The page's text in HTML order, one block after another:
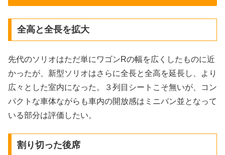
全高と全長を拡大
先代のソリオはただ単にワゴンRの幅を広くしたものに近
かったが、新型ソリオはさらに全長と全高を延長し、より
広々とした室内になった。３列目シートこそ無いが、コン
パクトな車体ながらも車内の開放感はミニバン並となって
いる部分は評価したい。
割り切った後席